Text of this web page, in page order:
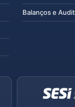
Balanços e